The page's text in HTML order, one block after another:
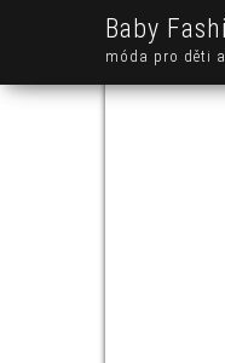
Baby
móda pro děti